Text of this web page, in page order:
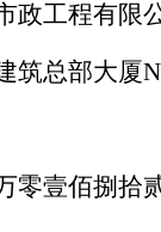
政工程有限
筑总部大厦
零壹佰捌拾